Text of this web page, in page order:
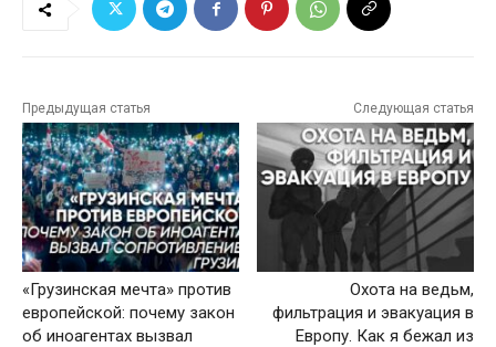
Предыдущая статья
«Грузинская мечта» против
европейской: почему закон
об иноагентах вызвал
Следующая статья
Охота на ведьм,
фильтрация и эвакуация в
Европу. Как я бежал из